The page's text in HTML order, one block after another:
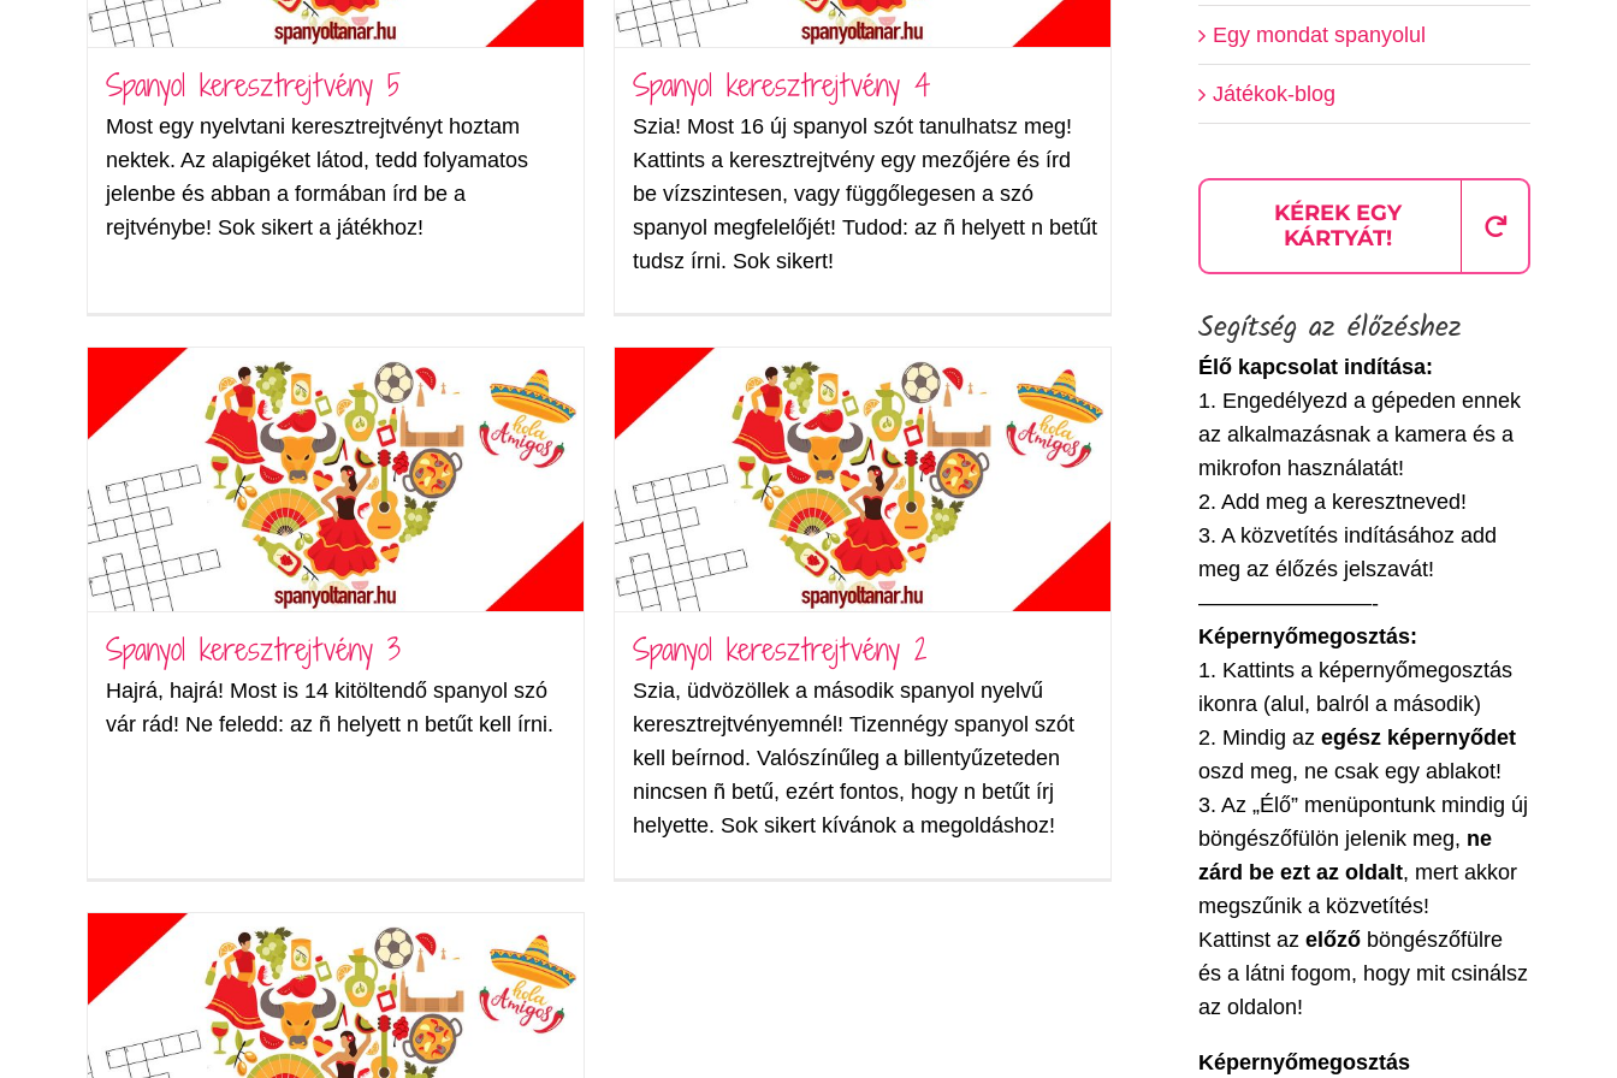
Spanyol keresztrejtvény 5
Most egy nyelvtani keresztrejtvényt hoztam
nektek. Az alapigéket látod, tedd folyamatos
jelenbe és abban a formában írd be a
rejtvénybe! Sok sikert a játékhoz!
Spanyol keresztrejtvény 4
Szia! Most 16 új spanyol szót tanulhatsz meg!
Kattints a keresztrejtvény egy mezőjére és írd
be vízszintesen, vagy függőlegesen a szó
spanyol megfelelőjét! Tudod: az ñ helyett n betűt
tudsz írni. Sok sikert!
Spanyol keresztrejtvény 3
Hajrá, hajrá! Most is 14 kitöltendő spanyol szó
vár rád! Ne feledd: az ñ helyett n betűt kell írni.
Spanyol keresztrejtvény 2
Szia, üdvözöllek a második spanyol nyelvű
keresztrejtvényemnél! Tizennégy spanyol szót
kell beírnod. Valószínűleg a billentyűzeteden
nincsen ñ betű, ezért fontos, hogy n betűt írj
helyette. Sok sikert kívánok a megoldáshoz!
Egy mondat spanyolul
Játékok-blog
KÉREK EGY
KÁRTYÁT!
Segítség az élőzéshez
Élő kapcsolat indítása:
1. Engedélyezd a gépeden ennek
az alkalmazásnak a kamera és a
mikrofon használatát!
2. Add meg a keresztneved!
3. A közvetítés indításához add
meg az élőzés jelszavát!
————————-
Képernyőmegosztás:
1. Kattints a képernyőmegosztás
ikonra (alul, balról a második)
2. Mindig az egész képernyődet
oszd meg, ne csak egy ablakot!
3. Az „Élő” menüpontunk mindig új
böngészőfülön jelenik meg, ne
zárd be ezt az oldalt, mert akkor
megszűnik a közvetítés!
Kattinst az előző böngészőfülre
és a látni fogom, hogy mit csinálsz
az oldalon!
Képernyőmegosztás